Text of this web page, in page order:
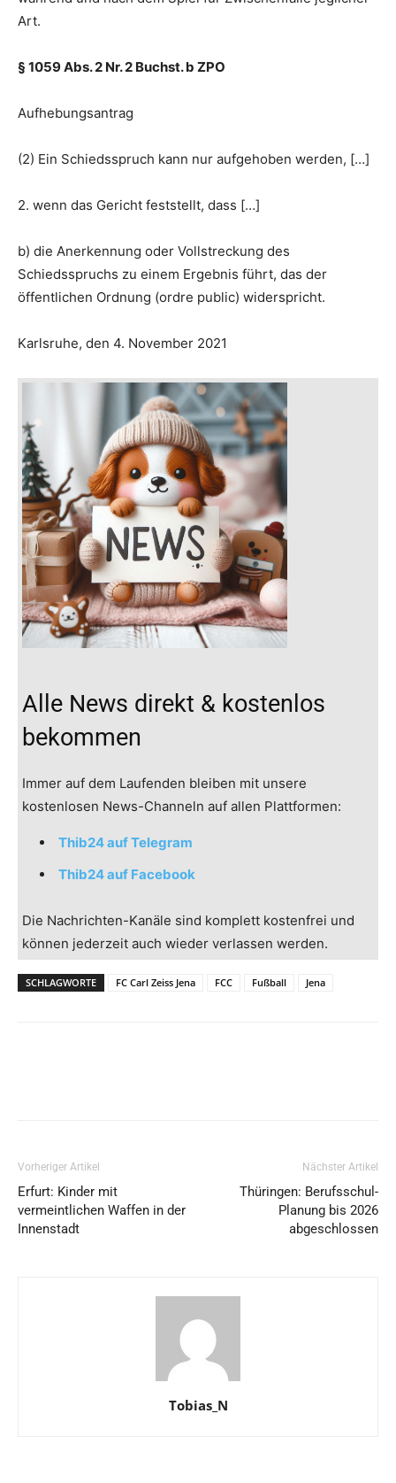
Art.
§ 1059 Abs. 2 Nr. 2 Buchst. b ZPO
Aufhebungsantrag
(2) Ein Schiedsspruch kann nur aufgehoben werden, […]
2. wenn das Gericht feststellt, dass […]
b) die Anerkennung oder Vollstreckung des
Schiedsspruchs zu einem Ergebnis führt, das der
öffentlichen Ordnung (ordre public) widerspricht.
Karlsruhe, den 4. November 2021
Alle News direkt & kostenlos
bekommen
Immer auf dem Laufenden bleiben mit unsere
kostenlosen News-Channeln auf allen Plattformen:
Thib24 auf Telegram
Thib24 auf Facebook
Die Nachrichten-Kanäle sind komplett kostenfrei und
können jederzeit auch wieder verlassen werden.
SCHLAGWORTE FC Carl Zeiss Jena FCC Fußball Jena
Vorheriger Artikel
Erfurt: Kinder mit
vermeintlichen Waffen in der
Innenstadt
Nächster Artikel
Thüringen: Berufsschul-
Planung bis 2026
abgeschlossen
Tobias_N